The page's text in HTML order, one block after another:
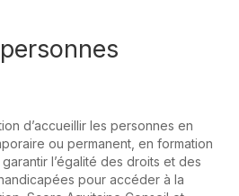
d’accueillir les personnes en
ou permanent, en formation
l’égalité des droits et des
pour accéder à la